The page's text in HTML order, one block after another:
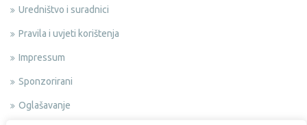
Uredništvo i suradnici
Pravila i uvjeti korištenja
Impressum
Sponzorirani
Oglašavanje